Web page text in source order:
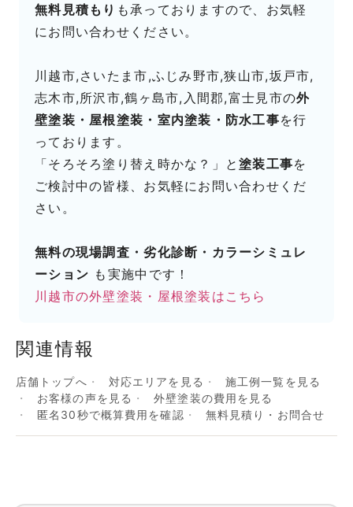
無料見積もり も承っておりますので、お気軽
にお問い合わせください。
川越市,さいたま市,ふじみ野市,狭山市,坂戸市,
志木市,所沢市,鶴ヶ島市,入間郡,富士見市の外
壁塗装・屋根塗装・室内塗装・防水工事を行
っております。
「そろそろ塗り替え時かな？」と塗装工事を
ご検討中の皆様、お気軽にお問い合わせくだ
さい。
無料の現場調査・劣化診断・カラーシミュレ
ーション も実施中です！
川越市の外壁塗装・屋根塗装はこちら
関連情報
店舗トップへ 対応エリアを見る
施工例一覧を見る
お客様の声を見る
外壁塗装の費用を見る
匿名30秒で概算費用を確認
無料見積り・お問合せ